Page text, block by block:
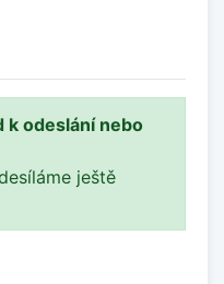
k odeslání nebo
ještě